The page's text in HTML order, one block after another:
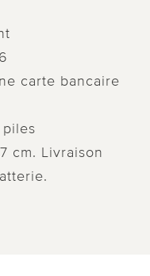
carte bancaire
cm. Livraison